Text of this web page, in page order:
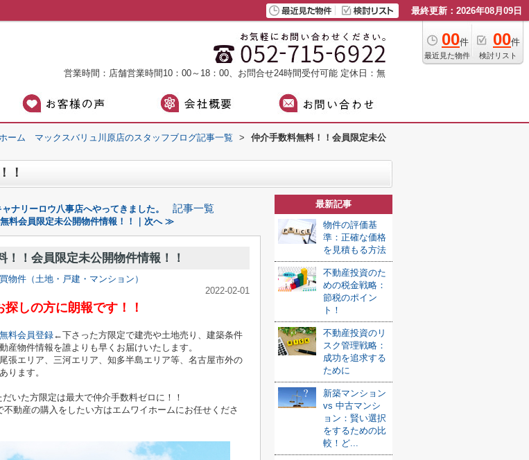
最終更新：2026年08月09日
00件
最近見た物件
00件
検討リスト
営業時間：店舗営業時間10：00～18：00、お問合せ24時間受付可能 定休日：無
ーム マックスバリュ川原店のスタッフブログ記事一覧 >
仲介手数料無料！！会員限定未公
！
ナリーロウ八事店へやってきました。 記事一覧
無料会員限定未公開物件情報！！｜次へ ≫
！！会員限定未公開物件情報！！
物件（土地・戸建・マンション）
2022-02-01
しの方に朗報です！！
無料会員登録←下さった方限定で建売や土地売り、建築条件
産物件情報を誰よりも早くお届けいたします。
張エリア、三河エリア、知多半島エリア等、名古屋市外の
ります。
いた方限定は最大で仲介手数料ゼロに！！
不動産の購入をしたい方はエムワイホームにお任せくださ
最新記事
物件の評価基
準：正確な価格
を見積もる方法
不動産投資のた
めの税金戦略：
節税のポイン
ト！
不動産投資のリ
スク管理戦略：
成功を追求する
ために
新築マンション
vs 中古マンシ
ョン：賢い選択
をするための比
較！ど...